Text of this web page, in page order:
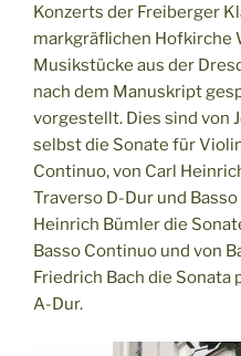
Konzerts der Freiberger
markgräflichen Hofkirche
Musikstücke aus der
nach dem Manuskript
vorgestellt. Dies sind von
selbst die Sonate für
Continuo, von Carl
Traverso D-Dur und
Heinrich Bümler die
Basso Continuo und von
Friedrich Bach die Sonata
A-Dur.